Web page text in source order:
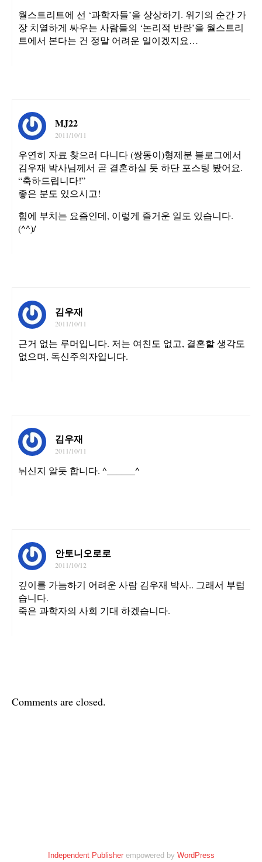
월스트리트에 선 ‘과학자들’을 상상하기. 위기의 순간 가
장 치열하게 싸우는 사람들의 ‘논리적 반란’을 월스트리
트에서 본다는 건 정말 어려운 일이겠지요…
MJ22
2011/10/11
우연히 자료 찾으러 다니다 (쌍동이)형제분 블로그에서
김우재 박사님께서 곧 결혼하실 듯 하단 포스팅 봤어요.
“축하드립니다!”
좋은 분도 있으시고!
힘에 부치는 요즘인데, 이렇게 즐거운 일도 있습니다.
(^^)/
김우재
2011/10/11
근거 없는 루머입니다. 저는 여친도 없고, 결혼할 생각도
없으며, 독신주의자입니다.
김우재
2011/10/11
뉘신지 알듯 합니다. ^______^
안토니오로로
2011/10/12
깊이를 가늠하기 어려운 사람 김우재 박사.. 그래서 부럽
습니다.
죽은 과학자의 사회 기대 하겠습니다.
Comments are closed.
Independent Publisherempowered by WordPress